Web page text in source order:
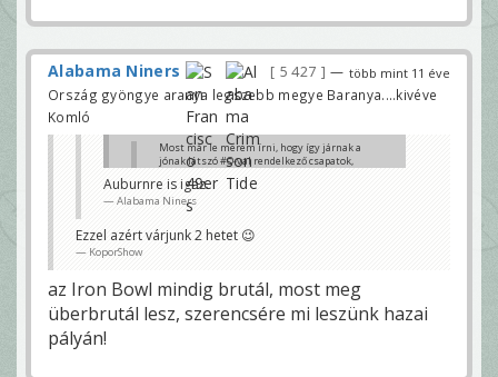
több mint 11 éve
Alabama Niners 5 427
—
Ország gyöngye aranya legszebb megye Baranya....kivéve
Komló
Most már le merem írni, hogy így járnak a
jónak látszó #O-val rendelkező csapatok,
ha találkoznak egy rendes #D-vel! Könnyű
addig termelni a pontokat amíg nincs
hasonló súlycsoport veled szemben!
Alabama Niners
és ezzel mindent elmondtál a bámulatosnak
beállított SEC-ről
Auburnre is igaz.
Alabama Niners
Ezzel azért várjunk 2 hetet 😉
KoporShow
az Iron Bowl mindig brutál, most meg
überbrutál lesz, szerencsére mi leszünk hazai
pályán!